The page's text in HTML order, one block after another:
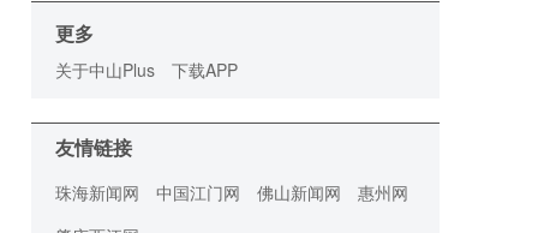
更多
关于中山Plus 下载APP
友情链接
珠海新闻网 中国江门网 佛山新闻网
惠州网